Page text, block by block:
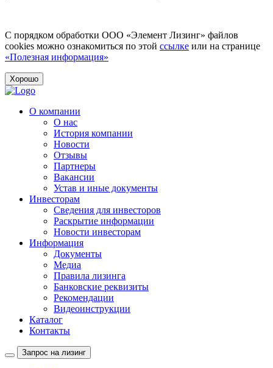
С порядком обработки ООО «Элемент Лизинг» файлов
cookies можно ознакомиться по этой ссылке или на странице
«Полезная информация»
Хорошо
О компании
О нас
История компании
Новости
Отзывы
Партнеры
Вакансии
Устав и иные документы
Инвесторам
Сведения для инвесторов
Раскрытие информации
Новости инвесторам
Информация
Документы
Медиа
Правила лизинга
Банковские реквизиты
Рекомендации
Видеоинструкции
Каталог
Контакты
Запрос на лизинг